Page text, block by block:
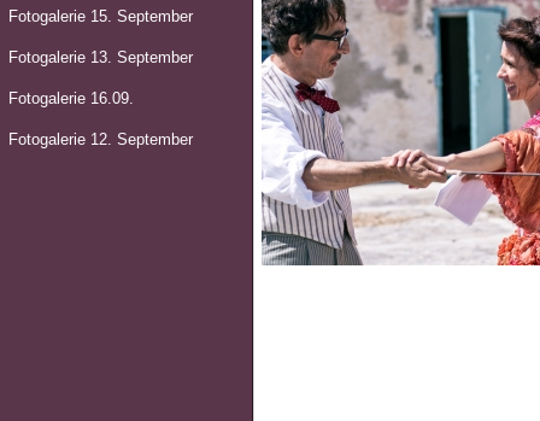
Fotogalerie 15. September
Fotogalerie 13. September
Fotogalerie 16.09.
Fotogalerie 12. September